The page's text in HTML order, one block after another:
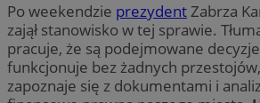
Po weekendzie prezydentZabrza
zajął stanowisko w tej sprawie.
pracuje, że są podejmowane
funkcjonuje bez żadnych
zapoznaje się z dokumentami i